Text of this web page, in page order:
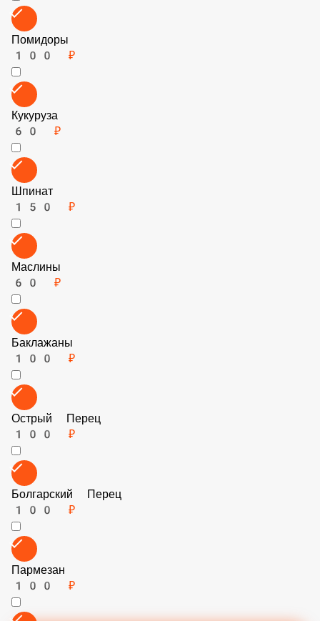
Говядина (фарш)
60 ₽
Помидоры
100 ₽
Кукуруза
60 ₽
Шпинат
150 ₽
Маслины
Баклажаны